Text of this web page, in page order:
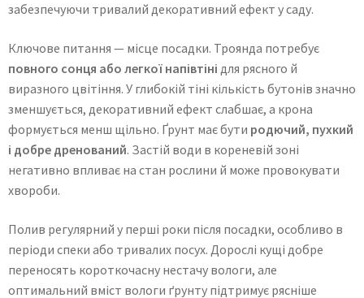
забезпечуючи тривалий декоративний ефект у саду.
Ключове питання — місце посадки. Троянда потребує
повного сонця або легкої напівтіні для рясного й
виразного цвітіння. У глибокій тіні кількість бутонів значно
зменшується, декоративний ефект слабшає, а крона
формується менш щільно. Ґрунт має бути родючий, пухкий
і добре дренований. Застій води в кореневій зоні
негативно впливає на стан рослини й може провокувати
хвороби.
Полив регулярний у перші роки після посадки, особливо в
періоди спеки або тривалих посух. Дорослі кущі добре
переносять короткочасну нестачу вологи, але
оптимальний вміст вологи ґрунту підтримує рясніше